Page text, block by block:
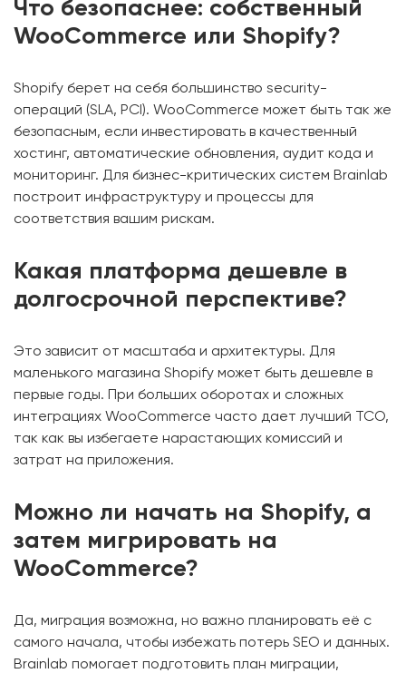
Что безопаснее: собственный
WooCommerce или Shopify?
Shopify берет на себя большинство security-
операций (SLA, PCI). WooCommerce может быть так же
безопасным, если инвестировать в качественный
хостинг, автоматические обновления, аудит кода и
мониторинг. Для бизнес-критических систем Brainlab
построит инфраструктуру и процессы для
соответствия вашим рискам.
Какая платформа дешевле в
долгосрочной перспективе?
Это зависит от масштаба и архитектуры. Для
маленького магазина Shopify может быть дешевле в
первые годы. При больших оборотах и сложных
интеграциях WooCommerce часто дает лучший TCO,
так как вы избегаете нарастающих комиссий и
затрат на приложения.
Можно ли начать на Shopify, а
затем мигрировать на
WooCommerce?
Да, миграция возможна, но важно планировать её с
самого начала, чтобы избежать потерь SEO и данных.
Brainlab помогает подготовить план миграции,